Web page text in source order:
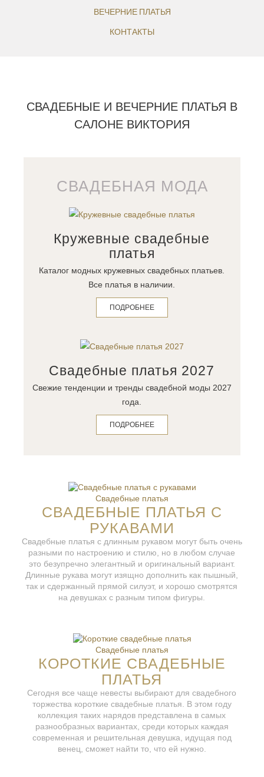
ВЕЧЕРНИЕ ПЛАТЬЯ
КОНТАКТЫ
СВАДЕБНЫЕ И ВЕЧЕРНИЕ ПЛАТЬЯ В
САЛОНЕ ВИКТОРИЯ
СВАДЕБНАЯ МОДА
Кружевные свадебные
платья
Каталог модных кружевных свадебных платьев.
Все платья в наличии.
ПОДРОБНЕЕ
Свадебные платья 2027
Свежие тенденции и тренды свадебной моды 2027
года.
ПОДРОБНЕЕ
Свадебные платья
СВАДЕБНЫЕ ПЛАТЬЯ С
РУКАВАМИ
Свадебные платья с длинным рукавом могут быть очень
разными по настроению и стилю, но в любом случае
это безупречно элегантный и оригинальный вариант.
Длинные рукава могут изящно дополнить как пышный,
так и сдержанный прямой силуэт, и хорошо смотрятся
на девушках с разным типом фигуры.
Свадебные платья
КОРОТКИЕ СВАДЕБНЫЕ
ПЛАТЬЯ
Сегодня все чаще невесты выбирают для свадебного
торжества короткие свадебные платья. В этом году
коллекция таких нарядов представлена в самых
разнообразных вариантах, среди которых каждая
современная и решительная девушка, идущая под
венец, сможет найти то, что ей нужно.